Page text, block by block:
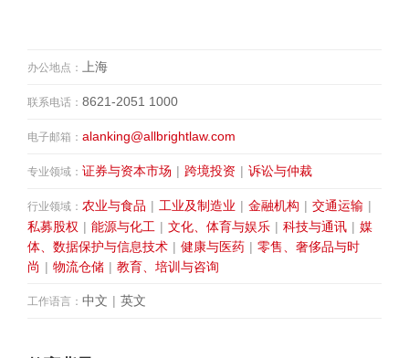
办公地点： 上海
联系电话： 8621-2051 1000
电子邮箱： alanking@allbrightlaw.com
专业领域： 证券与资本市场 | 跨境投资 | 诉讼与仲裁
行业领域： 农业与食品 | 工业及制造业 | 金融机构 | 交通运输 |
私募股权 | 能源与化工 | 文化、体育与娱乐 | 科技与通讯 | 媒
体、数据保护与信息技术 | 健康与医药 | 零售、奢侈品与时
尚 | 物流仓储 | 教育、培训与咨询
工作语言： 中文 | 英文